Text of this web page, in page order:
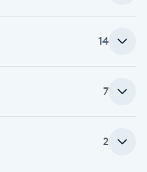
14
7
2